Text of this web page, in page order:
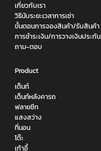
เกี่ยวกับเรา
วิธีนับระยะเวลาการเช่า
ขั้นตอนการจองสินค้า/รับสินค้า
การชำระเงิน/การวางเงินประกัน
ถาม-ตอบ
Product
เต็นท์
เต็นท์หลังคารถ
ฟลายชีท
แสงสว่าง
ที่นอน
โต๊ะ
เก้าอี้